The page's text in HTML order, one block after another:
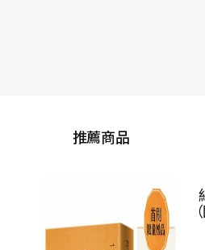
推薦商品